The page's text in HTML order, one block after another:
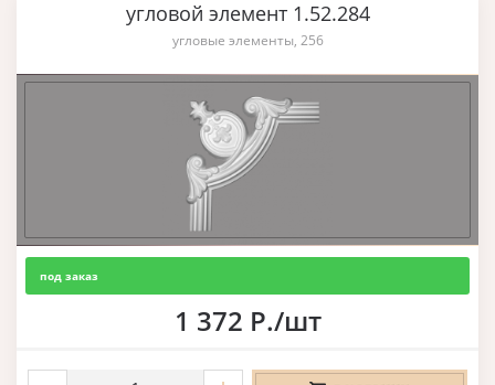
угловой элемент 1.52.284
угловые элементы, 256
под заказ
1 372 Р./шт